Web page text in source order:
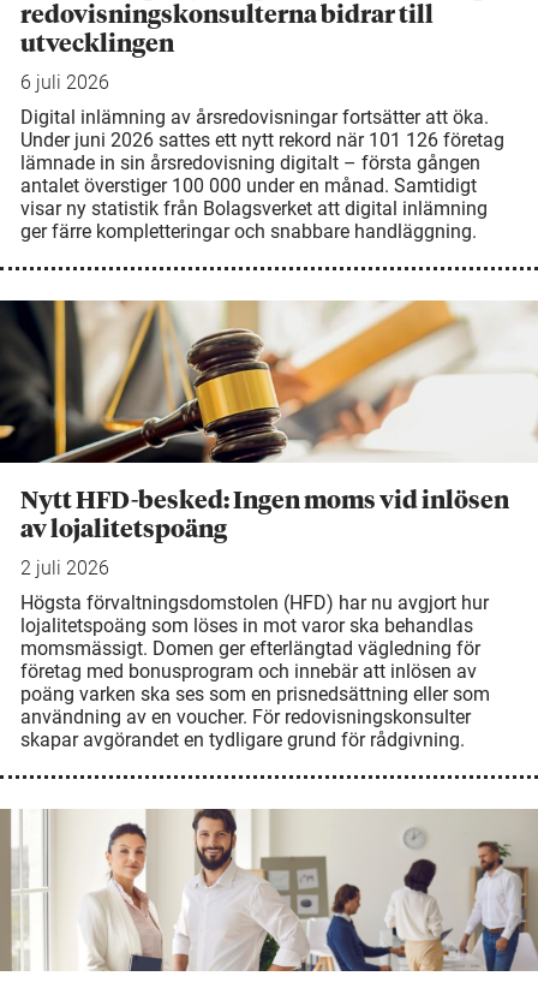
redovisningskonsulterna bidrar till
utvecklingen
6 juli 2026
Digital inlämning av årsredovisningar fortsätter att öka.
Under juni 2026 sattes ett nytt rekord när 101 126 företag
lämnade in sin årsredovisning digitalt – första gången
antalet överstiger 100 000 under en månad. Samtidigt
visar ny statistik från Bolagsverket att digital inlämning
ger färre kompletteringar och snabbare handläggning.
Nytt HFD-besked: Ingen moms vid inlösen
av lojalitetspoäng
2 juli 2026
Högsta förvaltningsdomstolen (HFD) har nu avgjort hur
lojalitetspoäng som löses in mot varor ska behandlas
momsmässigt. Domen ger efterlängtad vägledning för
företag med bonusprogram och innebär att inlösen av
poäng varken ska ses som en prisnedsättning eller som
användning av en voucher. För redovisningskonsulter
skapar avgörandet en tydligare grund för rådgivning.